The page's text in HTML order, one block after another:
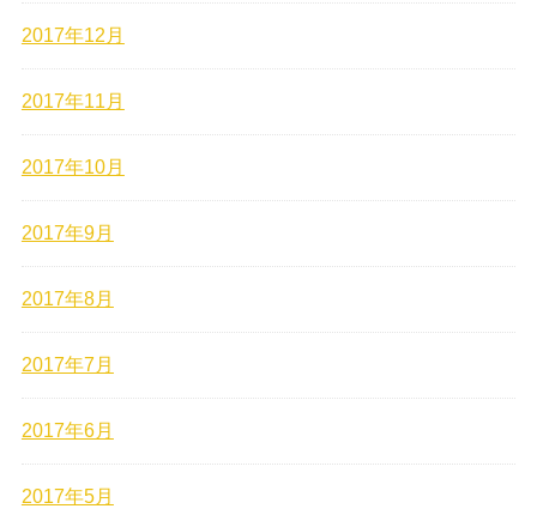
2017年12月
2017年11月
2017年10月
2017年9月
2017年8月
2017年7月
2017年6月
2017年5月